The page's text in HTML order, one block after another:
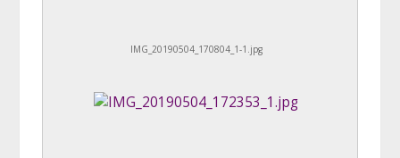
IMG_20190504_170804_1-1.jpg